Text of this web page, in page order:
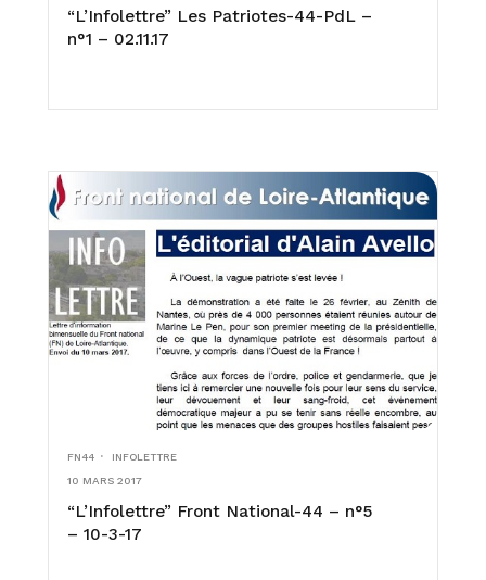
“L’Infolettre” Les Patriotes-44-PdL –
n°1 – 02.11.17
FN44
INFOLETTRE
10 MARS 2017
“L’Infolettre” Front National-44 – n°5
– 10-3-17